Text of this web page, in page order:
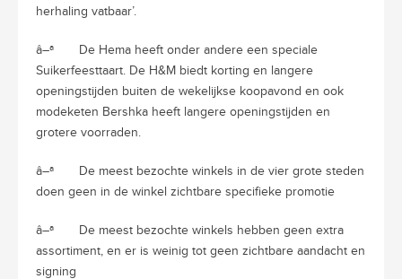
herhaling vatbaar’.
â–ª
De Hema heeft onder andere een speciale
Suikerfeesttaart. De H&M biedt korting en langere
openingstijden buiten de wekelijkse koopavond en ook
modeketen Bershka heeft langere openingstijden en
grotere voorraden.
â–ª
De meest bezochte winkels in de vier grote steden
doen geen in de winkel zichtbare specifieke promotie
â–ª
De meest bezochte winkels hebben geen extra
assortiment, en er is weinig tot geen zichtbare aandacht en
signing